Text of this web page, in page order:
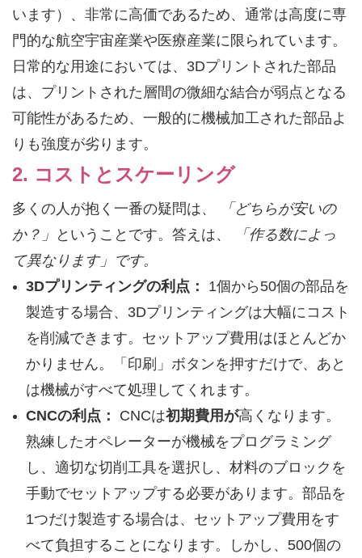
います）、非常に高価であるため、通常は高度に専
門的な航空宇宙産業や医療産業に限られています。
日常的な用途においては、3Dプリントされた部品
は、プリントされた層間の微細な結合が弱点となる
可能性があるため、一般的に機械加工された部品よ
りも強度が劣ります。
2. コストとスケーリング
多くの人が抱く一番の疑問は、
「どちらが安いの
か？」 ということです。答えは、
「作る数によっ
て異なります」です。
3Dプリンティングの利点：
1個から50個の部品を
製造する場合、3Dプリンティングは大幅にコスト
を削減できます。セットアップ費用はほとんどか
かりません。「印刷」ボタンを押すだけで、あと
は機械がすべて処理してくれます。
CNCの利点：
CNCは初期費用が高くなります。
熟練したオペレーターが機械をプログラミング
し、適切な切削工具を選択し、材料のブロックを
手動でセットアップする必要があります。部品を
1つだけ製造する場合は、セットアップ費用をす
べて負担することになります。しかし、500個の